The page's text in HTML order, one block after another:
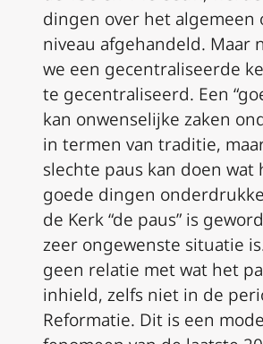
dingen over het algemeen
niveau afgehandeld. Maar
we een gecentraliseerde
te gecentraliseerd. Een
kan onwenselijke zaken
in termen van traditie,
slechte paus kan doen wat
goede dingen
de Kerk “de paus” is
zeer ongewenste situatie
geen relatie met wat het
inhield, zelfs niet in de
Reformatie. Dit is een